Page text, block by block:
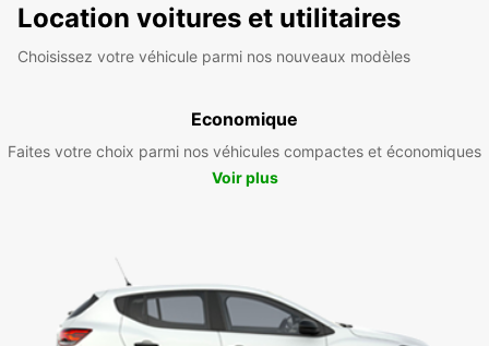
Location voitures et utilitaires
Choisissez votre véhicule parmi nos nouveaux modèles
Economique
Faites votre choix parmi nos véhicules compactes et économiques
Voir plus